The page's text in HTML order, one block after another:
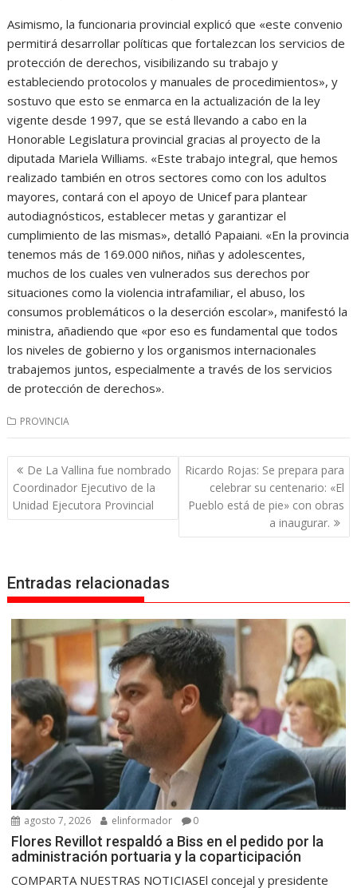
Asimismo, la funcionaria provincial explicó que «este convenio
permitirá desarrollar políticas que fortalezcan los servicios de
protección de derechos, visibilizando su trabajo y
estableciendo protocolos y manuales de procedimientos», y
sostuvo que esto se enmarca en la actualización de la ley
vigente desde 1997, que se está llevando a cabo en la
Honorable Legislatura provincial gracias al proyecto de la
diputada Mariela Williams. «Este trabajo integral, que hemos
realizado también en otros sectores como con los adultos
mayores, contará con el apoyo de Unicef para plantear
autodiagnósticos, establecer metas y garantizar el
cumplimiento de las mismas», detalló Papaiani. «En la provincia
tenemos más de 169.000 niños, niñas y adolescentes,
muchos de los cuales ven vulnerados sus derechos por
situaciones como la violencia intrafamiliar, el abuso, los
consumos problemáticos o la deserción escolar», manifestó la
ministra, añadiendo que «por eso es fundamental que todos
los niveles de gobierno y los organismos internacionales
trabajemos juntos, especialmente a través de los servicios
de protección de derechos».
PROVINCIA
Navegación
de
entradas
De La Vallina fue nombrado
Coordinador Ejecutivo de la
Unidad Ejecutora Provincial
Ricardo Rojas: Se prepara para
celebrar su centenario: «El
Pueblo está de pie» con obras
a inaugurar.
Entradas relacionadas
agosto 7, 2026 elinformador 0
Flores Revillot respaldó a Biss en el pedido por la
administración portuaria y la coparticipación
COMPARTA NUESTRAS NOTICIASEl concejal y presidente